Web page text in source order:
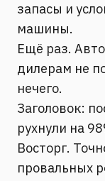
запасы и
машины.
Ещё раз.
дилерам не
нечего.
Заголовок:
рухнули на
Восторг.
провальных